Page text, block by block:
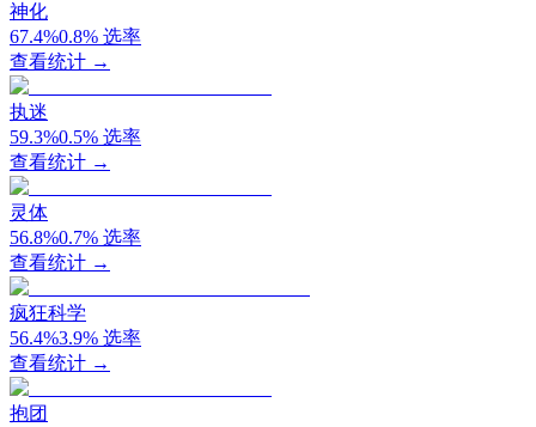
神化
67.4%0.8% 选率
查看统计 →
执迷
59.3%0.5% 选率
查看统计 →
灵体
56.8%0.7% 选率
查看统计 →
疯狂科学
56.4%3.9% 选率
查看统计 →
抱团